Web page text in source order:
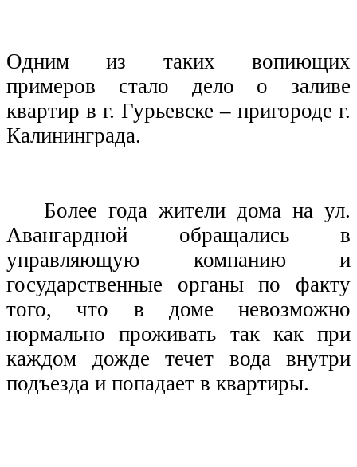
Одним из таких вопиющих
примеров стало дело о заливе
квартир в г. Гурьевске – пригороде г.
Калининграда.
Более года жители дома на ул.
Авангардной обращались в
управляющую компанию и
государственные органы по факту
того, что в доме невозможно
нормально проживать так как при
каждом дожде течет вода внутри
подъезда и попадает в квартиры.